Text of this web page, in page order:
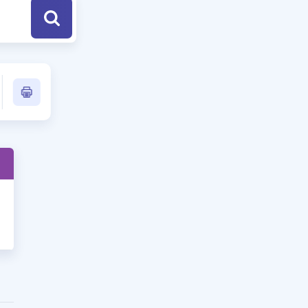
Özel Fırsatlar
Sınavlarla İlgili Haberler
Konu Anlatımı